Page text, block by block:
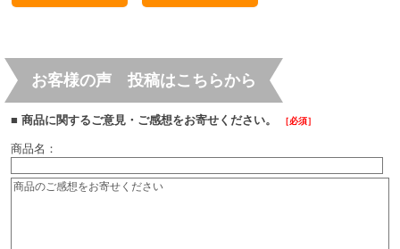
お客様の声 投稿はこちらから